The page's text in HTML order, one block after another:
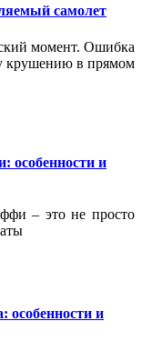
самолет
момент. Ошибка
крушению в прямом
особенности и
– это не просто
особенности и